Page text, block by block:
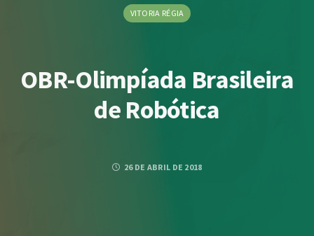
VITORIA RÉGIA
OBR-Olimpíada Brasileira
de Robótica
26 DE ABRIL DE 2018